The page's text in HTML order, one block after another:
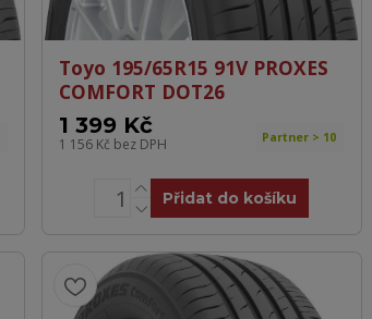
Toyo 195/65R15 91V PROXES
COMFORT DOT26
1 399 Kč
1 156 Kč bez DPH Partner > 10
Přidat do košíku